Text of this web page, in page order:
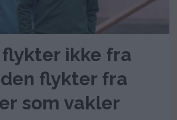
ikke fra
flykter fra
som vakler